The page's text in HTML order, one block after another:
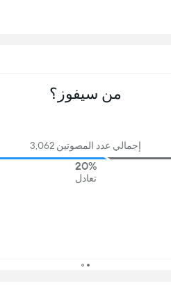
من سيفوز؟
إجمالي عدد المصوتين 3,062
20%
تعادل